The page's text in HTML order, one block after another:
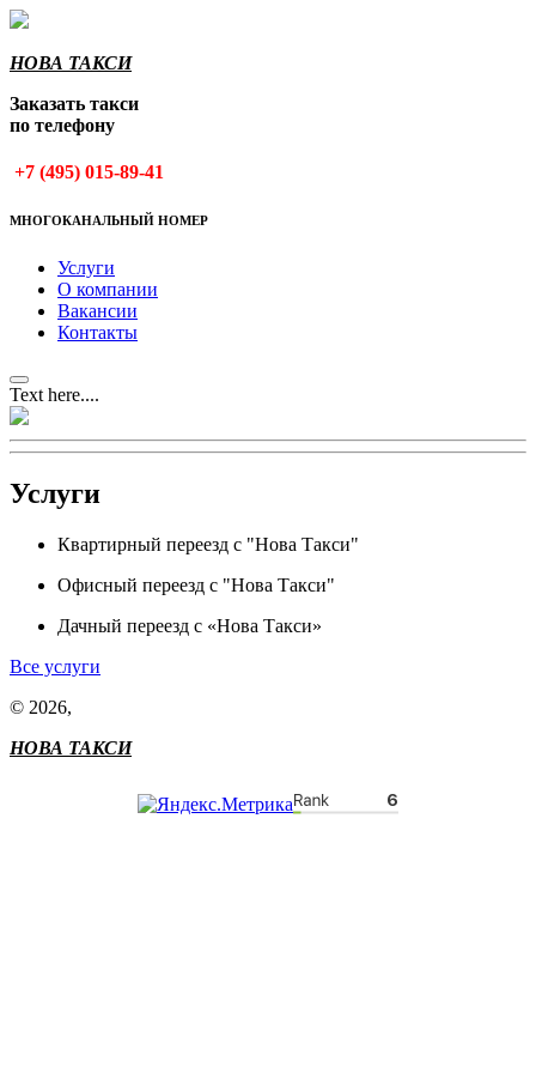
НОВА ТАКСИ
Заказать такси
по телефону
+7 (495) 015-89-41
МНОГОКАНАЛЬНЫЙ НОМЕР
Услуги
О компании
Вакансии
Контакты
Text here....
Услуги
Квартирный переезд с "Нова Такси"
Офисный переезд с "Нова Такси"
Дачный переезд с «Нова Такси»
Все услуги
© 2026,
НОВА ТАКСИ